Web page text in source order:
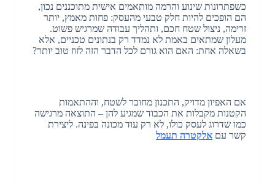
כשפתרונות שינוע והרמה מותאמים אישית מתוכננים נכון,
הם הופכים להיות חלק טבעי מהעסק: פחות מאמץ, יותר
זרימה, ניצול שטח חכם, ותהליך עבודה שמרגיש פשוט.
מעלון שמתאים באמת לא נמדד רק בנתונים טכניים, אלא
בשאלה אחת: האם הוא גורם לכל הדבר הזה לזוז טוב יותר?
אם האפיון מדויק, התכנון מחובר לשטח, וההתאמות
הקטנות מקבלות את הכבוד שמגיע להן – התוצאה מרגישה
כמו שדרוג לעסק כולו, לא רק עוד מכונה בפינה. ליצירת
קשר עם אלקטרה תעמל